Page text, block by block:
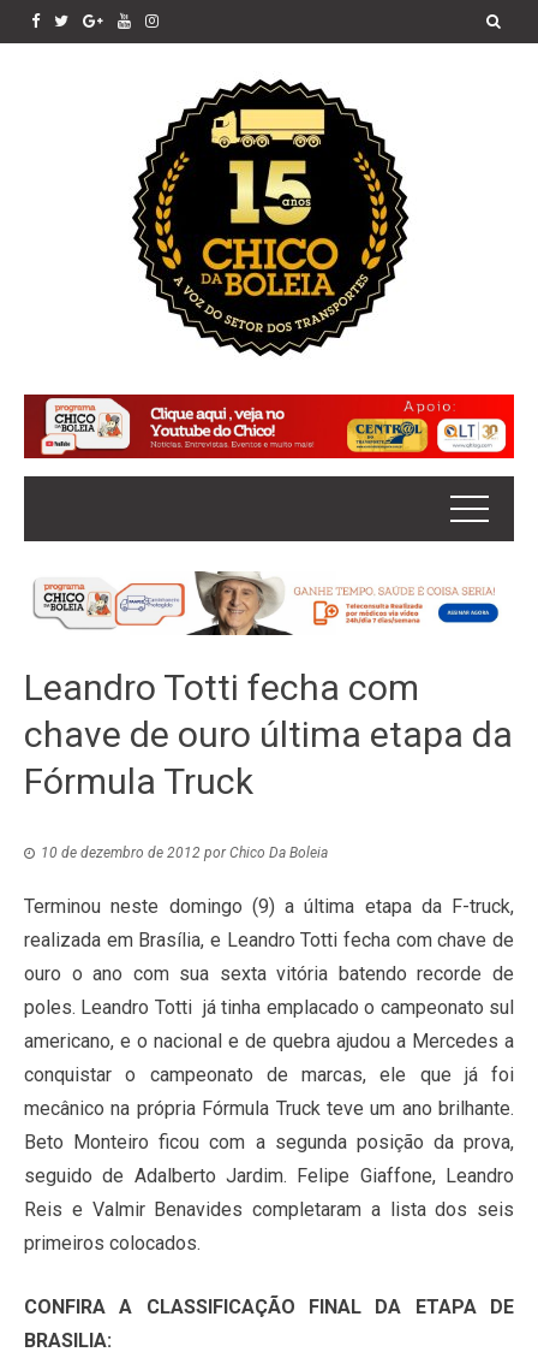
Leandro Totti fecha com
chave de ouro última etapa da
Fórmula Truck
10 de dezembro de 2012 porChico Da Boleia
Terminou neste domingo (9) a última etapa da F-truck,
realizada em Brasília, e Leandro Totti fecha com chave de
ouro o ano com sua sexta vitória batendo recorde de
poles. Leandro Totti já tinha emplacado o campeonato sul
americano, e o nacional e de quebra ajudou a Mercedes a
conquistar o campeonato de marcas, ele que já foi
mecânico na própria Fórmula Truck teve um ano brilhante.
Beto Monteiro ficou com a segunda posição da prova,
seguido de Adalberto Jardim. Felipe Giaffone, Leandro
Reis e Valmir Benavides completaram a lista dos seis
primeiros colocados.
CONFIRA A CLASSIFICAÇÃO FINAL DA ETAPA DE
BRASILIA: